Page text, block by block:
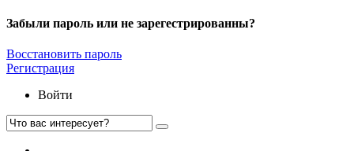
Забыли пароль или не зарегестрированны?
Восстановить пароль
Регистрация
Войти